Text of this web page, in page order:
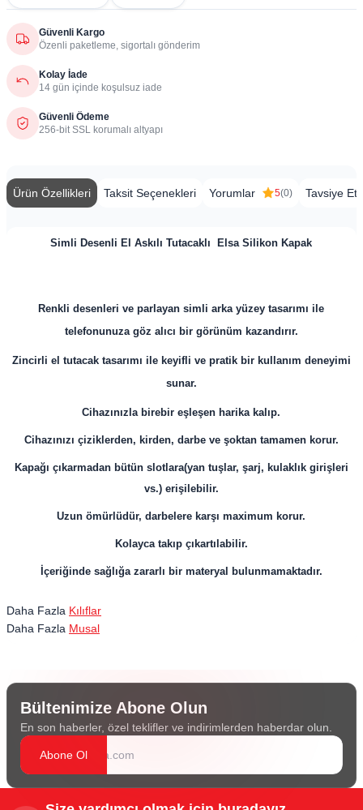
Güvenli Kargo
Özenli paketleme, sigortalı gönderim
Kolay İade
14 gün içinde koşulsuz iade
Güvenli Ödeme
256-bit SSL korumalı altyapı
Ürün Özellikleri Taksit Seçenekleri Yorumlar 5(0) Tavsiye Et
Simli Desenli El Askılı Tutacaklı Elsa Silikon Kapak
Renkli desenleri ve parlayan simli arka yüzey tasarımı ile
telefonunuza göz alıcı bir görünüm kazandırır.
Zincirli el tutacak tasarımı ile keyifli ve pratik bir kullanım deneyimi
sunar.
Cihazınızla birebir eşleşen harika kalıp.
Cihazınızı çiziklerden, kirden, darbe ve şoktan tamamen korur.
Kapağı çıkarmadan bütün slotlara(yan tuşlar, şarj, kulaklık girişleri
vs.) erişilebilir.
Uzun ömürlüdür, darbelere karşı maximum korur.
Kolayca takıp çıkartılabilir.
İçeriğinde sağlığa zararlı bir materyal bulunmamaktadır.
Daha Fazla Kılıflar
Daha Fazla Musal
Bültenimize Abone Olun
En son haberler, özel teklifler ve indirimlerden haberdar olun.
Abone Ol